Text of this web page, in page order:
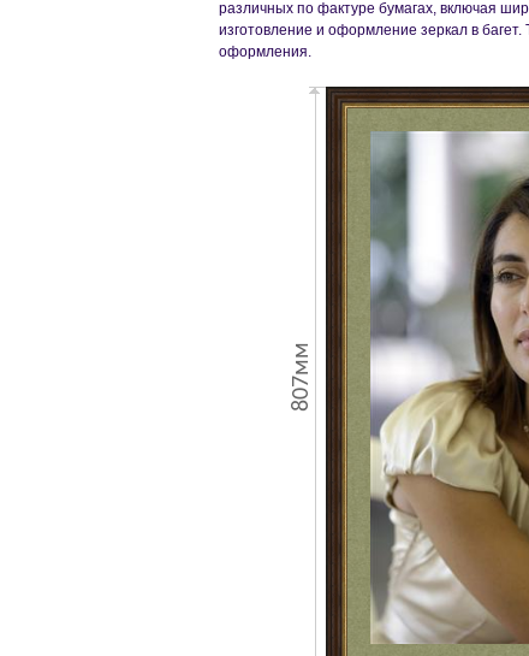
различных по фактуре бумагах, включая
изготовление и оформление зеркал в
оформления.
807мм